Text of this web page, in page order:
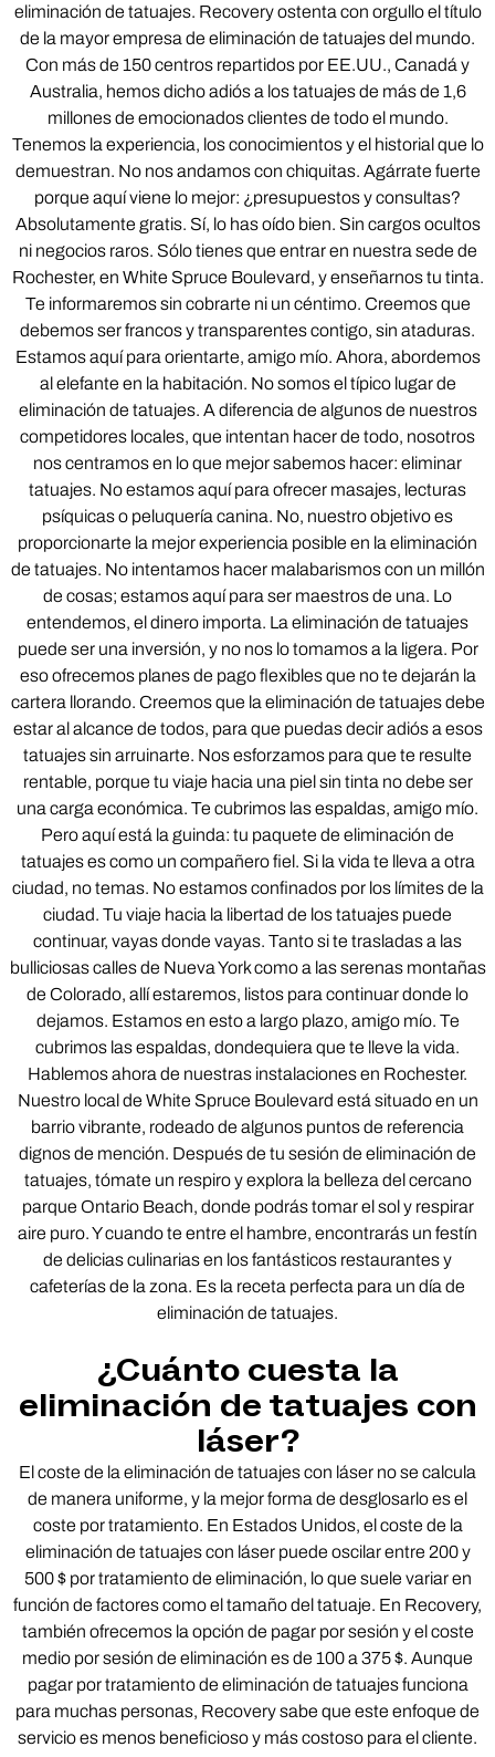
eliminación de tatuajes. Recovery ostenta con orgullo el título
de la mayor empresa de eliminación de tatuajes del mundo.
Con más de 150 centros repartidos por EE.UU., Canadá y
Australia, hemos dicho adiós a los tatuajes de más de 1,6
millones de emocionados clientes de todo el mundo.
Tenemos la experiencia, los conocimientos y el historial que lo
demuestran. No nos andamos con chiquitas. Agárrate fuerte
porque aquí viene lo mejor: ¿presupuestos y consultas?
Absolutamente gratis. Sí, lo has oído bien. Sin cargos ocultos
ni negocios raros. Sólo tienes que entrar en nuestra sede de
Rochester, en White Spruce Boulevard, y enseñarnos tu tinta.
Te informaremos sin cobrarte ni un céntimo. Creemos que
debemos ser francos y transparentes contigo, sin ataduras.
Estamos aquí para orientarte, amigo mío. Ahora, abordemos
al elefante en la habitación. No somos el típico lugar de
eliminación de tatuajes. A diferencia de algunos de nuestros
competidores locales, que intentan hacer de todo, nosotros
nos centramos en lo que mejor sabemos hacer: eliminar
tatuajes. No estamos aquí para ofrecer masajes, lecturas
psíquicas o peluquería canina. No, nuestro objetivo es
proporcionarte la mejor experiencia posible en la eliminación
de tatuajes. No intentamos hacer malabarismos con un millón
de cosas; estamos aquí para ser maestros de una. Lo
entendemos, el dinero importa. La eliminación de tatuajes
puede ser una inversión, y no nos lo tomamos a la ligera. Por
eso ofrecemos planes de pago flexibles que no te dejarán la
cartera llorando. Creemos que la eliminación de tatuajes debe
estar al alcance de todos, para que puedas decir adiós a esos
tatuajes sin arruinarte. Nos esforzamos para que te resulte
rentable, porque tu viaje hacia una piel sin tinta no debe ser
una carga económica. Te cubrimos las espaldas, amigo mío.
Pero aquí está la guinda: tu paquete de eliminación de
tatuajes es como un compañero fiel. Si la vida te lleva a otra
ciudad, no temas. No estamos confinados por los límites de la
ciudad. Tu viaje hacia la libertad de los tatuajes puede
continuar, vayas donde vayas. Tanto si te trasladas a las
bulliciosas calles de Nueva York como a las serenas montañas
de Colorado, allí estaremos, listos para continuar donde lo
dejamos. Estamos en esto a largo plazo, amigo mío. Te
cubrimos las espaldas, dondequiera que te lleve la vida.
Hablemos ahora de nuestras instalaciones en Rochester.
Nuestro local de White Spruce Boulevard está situado en un
barrio vibrante, rodeado de algunos puntos de referencia
dignos de mención. Después de tu sesión de eliminación de
tatuajes, tómate un respiro y explora la belleza del cercano
parque Ontario Beach, donde podrás tomar el sol y respirar
aire puro. Y cuando te entre el hambre, encontrarás un festín
de delicias culinarias en los fantásticos restaurantes y
cafeterías de la zona. Es la receta perfecta para un día de
eliminación de tatuajes.
¿Cuánto cuesta la
eliminación de tatuajes con
láser?
El coste de la eliminación de tatuajes con láser no se calcula
de manera uniforme, y la mejor forma de desglosarlo es el
coste por tratamiento. En Estados Unidos, el coste de la
eliminación de tatuajes con láser puede oscilar entre 200 y
500 $ por tratamiento de eliminación, lo que suele variar en
función de factores como el tamaño del tatuaje. En Recovery,
también ofrecemos la opción de pagar por sesión y el coste
medio por sesión de eliminación es de 100 a 375 $. Aunque
pagar por tratamiento de eliminación de tatuajes funciona
para muchas personas, Recovery sabe que este enfoque de
servicio es menos beneficioso y más costoso para el cliente.